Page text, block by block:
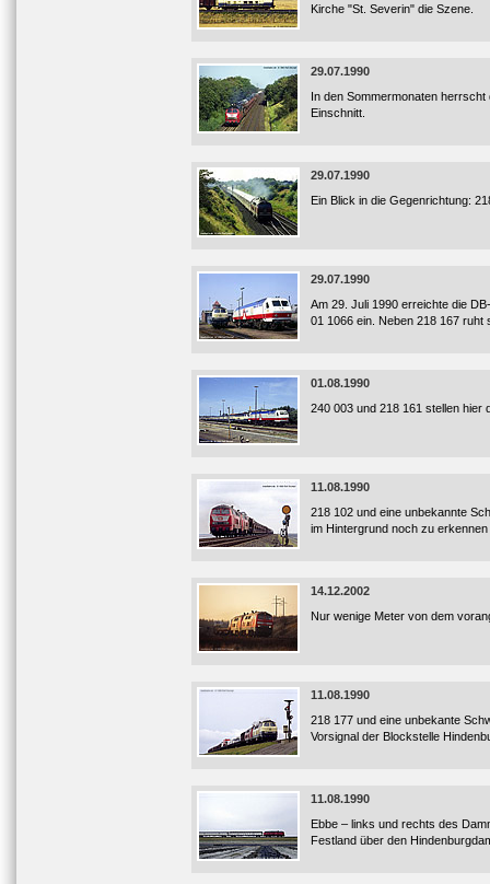
Kirche "St. Severin" die Szene.
29.07.1990
In den Sommermonaten
Einschnitt.
29.07.1990
Ein Blick in die Gegenrichtung:
29.07.1990
Am 29. Juli 1990 erreichte die
01 1066 ein. Neben 218 167
01.08.1990
240 003 und 218 161 stellen hier
11.08.1990
218 102 und eine unbekannte
im Hintergrund noch zu erkennen
14.12.2002
Nur wenige Meter von dem
11.08.1990
218 177 und eine unbekante
Vorsignal der Blockstelle
11.08.1990
Ebbe – links und rechts des
Festland über den